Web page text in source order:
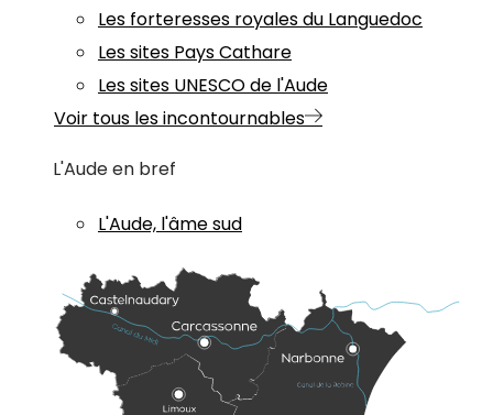
Les forteresses royales du Languedoc
Les sites Pays Cathare
Les sites UNESCO de l'Aude
Voir tous les incontournables
L'Aude en bref
L'Aude, l'âme sud